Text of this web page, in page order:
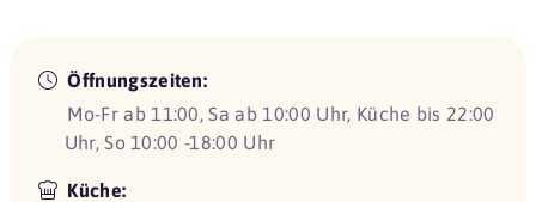
Öffnungszeiten:
Mo-Fr ab 11:00, Sa ab 10:00 Uhr, Küche bis 22:00
Uhr, So 10:00 -18:00 Uhr
Küche: